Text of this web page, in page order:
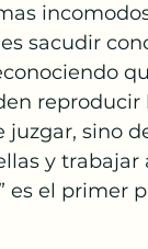
sacudir
juzgar, sino
y
es el primer